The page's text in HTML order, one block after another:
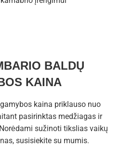
BALDŲ
KAINA
kaina priklauso nuo
pasirinktas medžiagas ir
sužinoti tikslias vaikų
susisiekite su mumis.